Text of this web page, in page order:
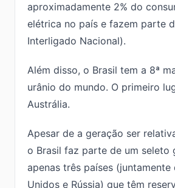
aproximadamente 2% do
elétrica no país e fazem parte
Interligado Nacional).
Além disso, o Brasil tem a 8ª
urânio do mundo. O primeiro
Austrália.
Apesar de a geração ser
o Brasil faz parte de um seleto
apenas três países (juntamente
Unidos e Rússia) que têm